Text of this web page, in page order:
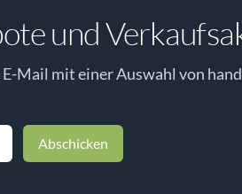
und
Mail mit einer Auswahl von
Abschicken